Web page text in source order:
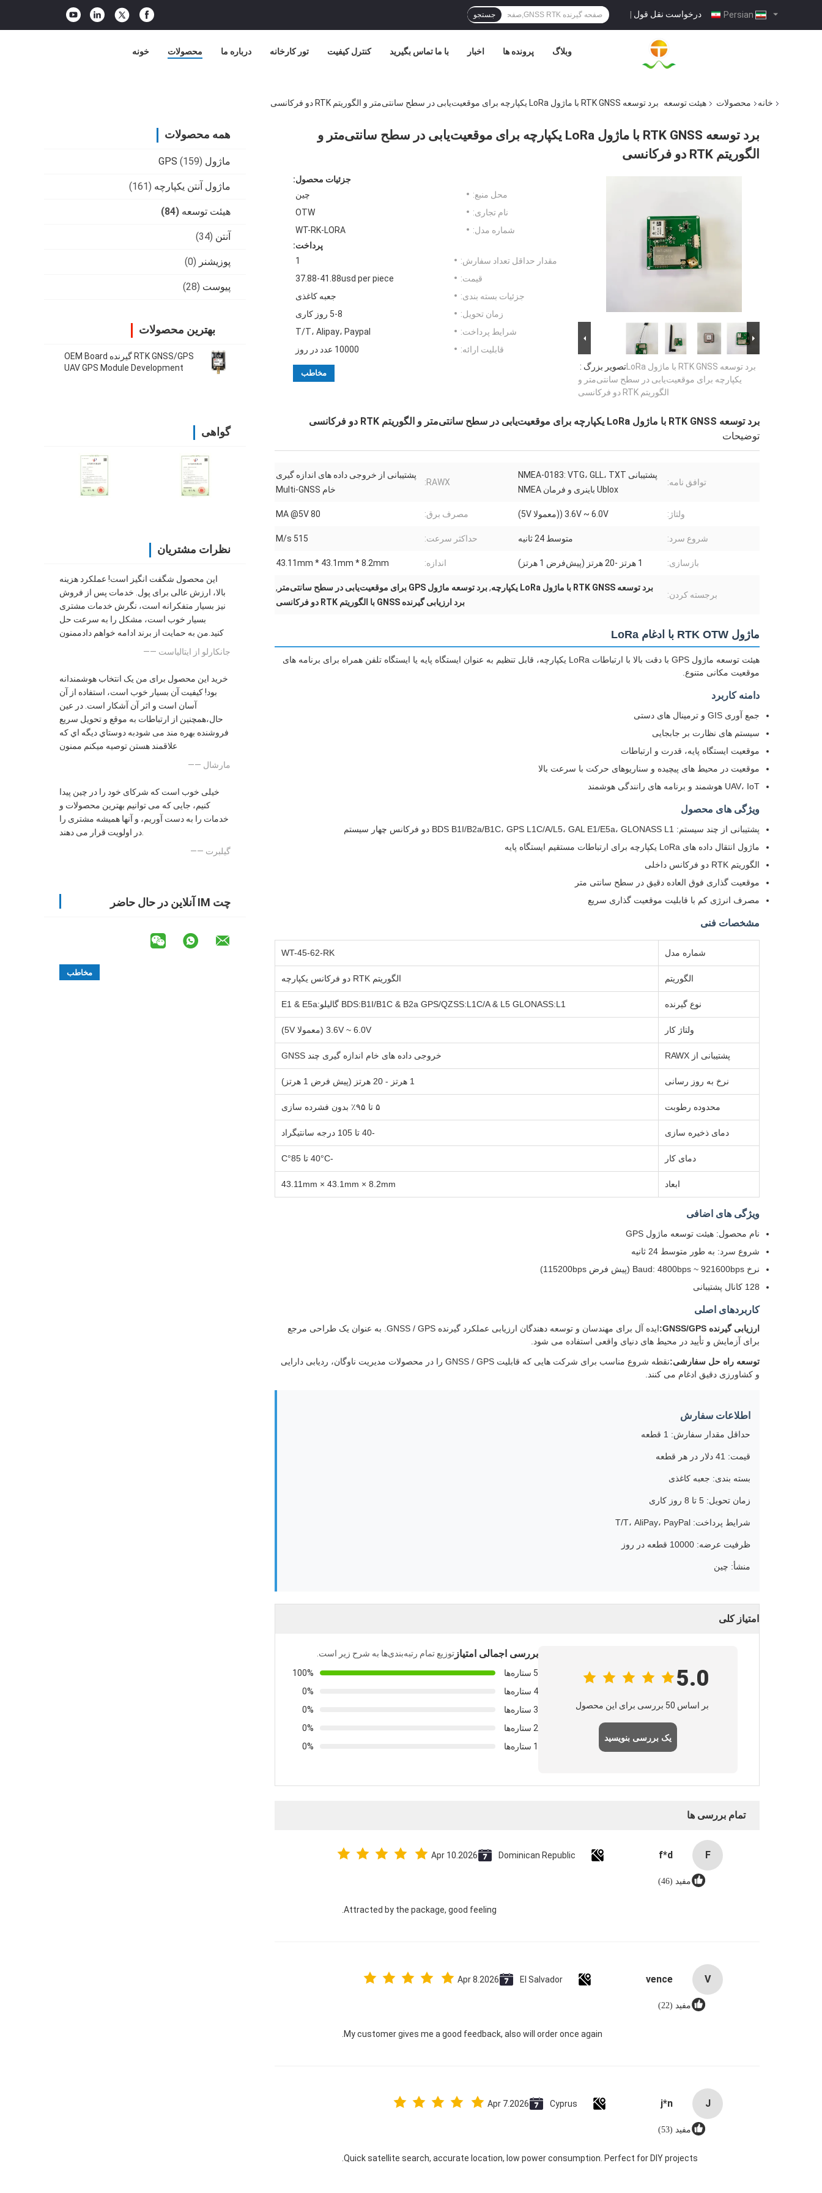
درخواست نقل قول | جستجو
خونه محصولات درباره ما تور کارخانه کنترل کیفیت با ما تماس بگیرید اخبار پرونده ها وبلاگ
خانه محصولات هیئت توسعه برد توسعه RTK GNSS با ماژول LoRa یکپارچه برای موقعیت‌یابی در سطح سانتی‌متر و الگوریتم RTK دو فرکانسی
همه محصولات
ماژول GPS (159)
ماژول آنتن یکپارچه (161)
هیئت توسعه (84)
آنتن (34)
پوزیشنر (0)
پیوست (28)
بهترین محصولات
RTK GNSS/GPS گیرنده OEM Board
UAV GPS Module Development
گواهی
نظرات مشتریان
این محصول شگفت انگیز است! عملکرد هزینه
بالا، ارزش عالی برای پول. خدمات پس از فروش
نیز بسیار متفکرانه است، نگرش خدمات مشتری
بسیار خوب است، مشکل را به سرعت حل
کنید.من به حمایت از برند ادامه خواهم دادممنون
—— جانکارلو از ايتالياست
خرید این محصول برای من یک انتخاب هوشمندانه
بود! کیفیت آن بسیار خوب است، استفاده از آن
آسان است و اثر آن آشکار است. در عین
حال،همچنین از ارتباطات به موقع و تحویل سریع
فروشنده بهره مند می شودبه دوستاي ديگه اي که
علاقمند هستن توصيه ميکنم ممنون
—— مارشال
خیلی خوب است که شرکای خود را در چین پیدا
کنیم، جایی که می توانیم بهترین محصولات و
خدمات را به دست آوریم، و آنها همیشه مشتری را
در اولویت قرار می دهند.
—— گیلبرت
چت IM آنلاین در حال حاضر
برد توسعه RTK GNSS با ماژول LoRa یکپارچه برای موقعیت‌یابی در سطح سانتی‌متر و
الگوریتم RTK دو فرکانسی
تصویر بزرگ :برد توسعه RTK GNSS با ماژول LoRa
یکپارچه برای موقعیت‌یابی در سطح سانتی‌متر و
الگوریتم RTK دو فرکانسی
جزئیات محصول:
محل منبع:
چین
نام تجاری:
OTW
شماره مدل:
WT-RK-LORA
پرداخت:
مقدار حداقل تعداد سفارش:
1
قیمت:
37.88-41.88usd per piece
جزئیات بسته بندی:
جعبه کاغذی
زمان تحویل:
5-8 روز کاری
شرایط پرداخت:
T/T، Alipay، Paypal
قابلیت ارائه:
10000 عدد در روز
مخاطب
برد توسعه RTK GNSS با ماژول LoRa یکپارچه برای موقعیت‌یابی در سطح سانتی‌متر و الگوریتم RTK دو فرکانسی
توضیحات
توافق نامه:
پشتیبانی NMEA-0183: VTG، GLL، TXT
Ublox باینری و فرمان NMEA
RAWX:
پشتیبانی از خروجی داده های اندازه گیری
خام Multi-GNSS
ولتاژ: 3.6V ~ 6.0V ((معمولا 5V) مصرف برق: 80 MA @5V
شروع سرد: متوسط 24 ثانیه حداکثر سرعت: 515 M/s
بازسازی: 1 هرتز -20 هرتز (پیش‌فرض 1 هرتز) اندازه: 43.11mm * 43.1mm * 8.2mm
برجسته کردن:
برد توسعه RTK GNSS با ماژول LoRa یکپارچه ,برد توسعه ماژول GPS برای موقعیت‌یابی در سطح سانتی‌متر
,
برد ارزیابی گیرنده GNSS با الگوریتم RTK دو فرکانسی
ماژول RTK OTW با ادغام LoRa
هیئت توسعه ماژول GPS با دقت بالا با ارتباطات LoRa یکپارچه، قابل تنظیم به عنوان ایستگاه پایه یا ایستگاه تلفن همراه برای برنامه های
موقعیت مکانی متنوع.
دامنه کاربرد
جمع آوری GIS و ترمینال های دستی
سیستم های نظارت بر جابجایی
موقعیت ایستگاه پایه، قدرت و ارتباطات
موقعیت در محیط های پیچیده و سناریوهای حرکت با سرعت بالا
UAV، IoT هوشمند و برنامه های رانندگی هوشمند
ویژگی های محصول
پشتیبانی از چند سیستم: BDS B1I/B2a/B1C، GPS L1C/A/L5، GAL E1/E5a، GLONASS L1 دو فرکانس چهار سیستم
ماژول انتقال داده های LoRa یکپارچه برای ارتباطات مستقیم ایستگاه پایه
الگوریتم RTK دو فرکانس داخلی
موقعیت گذاری فوق العاده دقیق در سطح سانتی متر
مصرف انرژی کم با قابلیت موقعیت گذاری سریع
مشخصات فنی
شماره مدل WT-45-62-RK
الگوریتم الگوریتم RTK دو فرکانس یکپارچه
نوع گیرنده BDS:B1I/B1C & B2a GPS/QZSS:L1C/A & L5 GLONASS:L1 گالیلو:E1 & E5a
ولتاژ کار 3.6V ~ 6.0V (معمولا 5V)
پشتیبانی از RAWX خروجی داده های خام اندازه گیری چند GNSS
نرخ به روز رسانی 1 هرتز - 20 هرتز (پیش فرض 1 هرتز)
محدوده رطوبت ۵ تا ۹۵٪ بدون فشرده سازی
دمای ذخیره سازی -40 تا 105 درجه سانتیگراد
دمای کار -40°C تا 85°C
ابعاد 43.11mm × 43.1mm × 8.2mm
ویژگی های اضافی
نام محصول: هیئت توسعه ماژول GPS
شروع سرد: به طور متوسط 24 ثانیه
نرخ Baud: 4800bps ~ 921600bps (پیش فرض 115200bps)
128 کانال پشتیبانی
کاربردهای اصلی
ارزیابی گیرنده GNSS/GPS:
ایده آل برای مهندسان و توسعه دهندگان ارزیابی عملکرد گیرنده GNSS / GPS. به عنوان یک طراحی مرجع
برای آزمایش و تأیید در محیط های دنیای واقعی استفاده می شود.
توسعه راه حل سفارشی:
نقطه شروع مناسب برای شرکت هایی که قابلیت GNSS / GPS را در محصولات مدیریت ناوگان، ردیابی دارایی
و کشاورزی دقیق ادغام می کنند.
اطلاعات سفارش
حداقل مقدار سفارش: 1 قطعه
قیمت: 41 دلار در هر قطعه
بسته بندی: جعبه کاغذی
زمان تحویل: 5 تا 8 روز کاری
شرایط پرداخت: T/T، AliPay، PayPal
ظرفیت عرضه: 10000 قطعه در روز
منشأ: چین
امتیاز کلی
5.0
بر اساس 50 بررسی برای این محصول
یک بررسی بنویسید
بررسی اجمالی امتیاز توزیع تمام رتبه‌بندی‌ها به شرح زیر است.
5 ستاره‌ها
100%
4 ستاره‌ها
0%
3 ستاره‌ها
0%
2 ستاره‌ها
0%
1 ستاره‌ها
0%
تمام بررسی ها
F
f*d
Dominican Republic
Apr 10.2026
مفید (46)
Attracted by the package, good feeling.
V
vence
El Salvador
Apr 8.2026
مفید (22)
My customer gives me a good feedback, also will order once again.
J
j*n
Cyprus
Apr 7.2026
مفید (53)
Quick satellite search, accurate location, low power consumption. Perfect for DIY projects.